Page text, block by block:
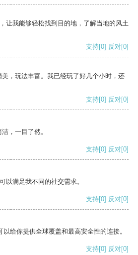
让我能够轻松找到目的地，了解当地的风土
支持[0] 反对[0]
，玩法丰富。我已经玩了好几个小时，还
支持[0] 反对[0]
，一目了然。
支持[0] 反对[0]
以满足我不同的社交需求。
支持[0] 反对[0]
给你提供全球覆盖和最高安全性的连接。
支持[0] 反对[0]